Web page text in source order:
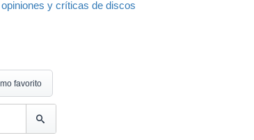
y críticas de discos
favorito